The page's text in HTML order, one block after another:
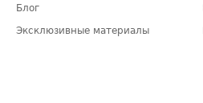
Блог
Эксклюзивные материалы